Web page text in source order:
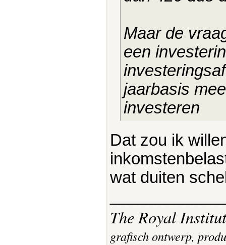
Maar de
een
jaarbasis
investeren
Dat zou ik
wat duiten
The Royal
grafisch ontwerp,